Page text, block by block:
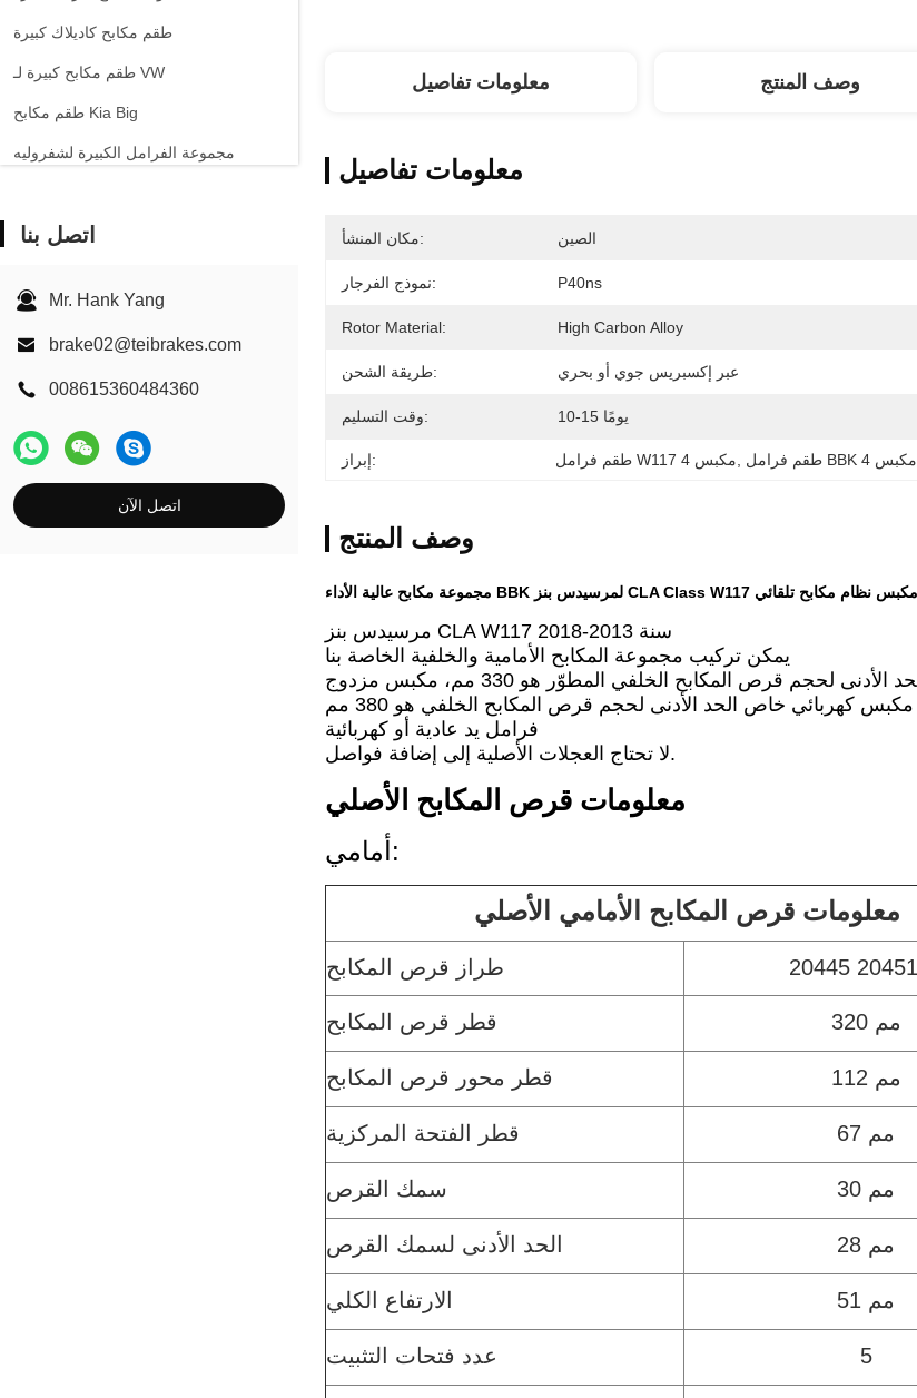
طقم مكابح كاديلاك كبيرة
طقم مكابح كبيرة لـ VW
طقم مكابح Kia Big
مجموعة الفرامل الكبيرة لشفروليه
اتصل بنا
Mr. Hank Yang
brake02@teibrakes.com
008615360484360
اتصل الآن
معلومات تفاصيل وصف المنتج
معلومات تفاصيل
مكان المنشأ: الصين
نموذج الفرجار: P40ns
Rotor Material: High Carbon Alloy
طريقة الشحن: عبر إكسبريس جوي أو بحري
وقت التسليم: 10-15 يومًا
إبراز: طقم فرامل W117 4 مكبس طقم فرامل BBK 4 مكبس
وصف المنتج
مرسيدس بنز CLA W117 سنة 2013-2018
يمكن تركيب مجموعة المكابح الأمامية والخلفية الخاصة بنا
الحد الأدنى لحجم قرص المكابح الخلفي المطوّر هو 330 مم، مكبس مزدوج (يحافظ على وظيفة EPB) الحد الأدنى لحجم قرص المكابح الخلفي هو
فرامل يد عادية أو كهربائية
لا تحتاج العجلات الأصلية إلى إضافة فواصل.
معلومات قرص المكابح الأصلي
أمامي:
معلومات قرص المكابح الأمامي الأصلي
طراز قرص المكابح
قطر قرص المكابح 320 مم
قطر محور قرص المكابح 112 مم
قطر الفتحة المركزية 67 مم
سمك القرص 30 مم
الحد الأدنى لسمك القرص 28 مم
الارتفاع الكلي 51 مم
عدد فتحات التثبيت 5